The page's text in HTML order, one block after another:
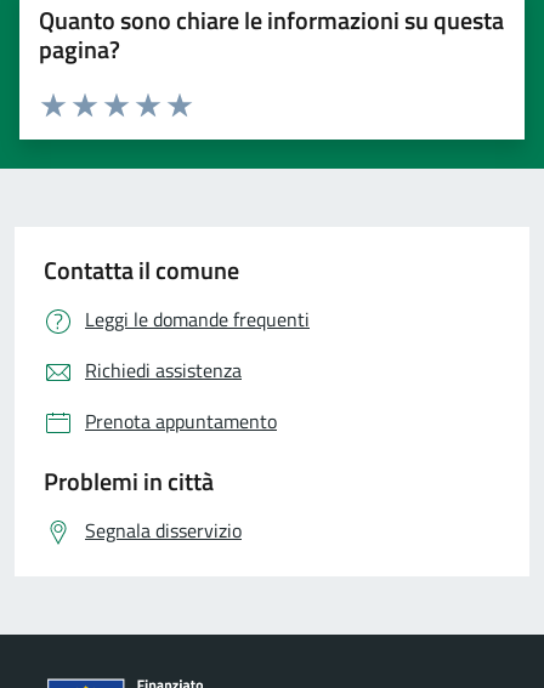
Quanto sono chiare le informazioni su questa
pagina?
Valuta 5 stelle su 5
Valuta 4 stelle su 5
Valuta 3 stelle su 5
Valuta 2 stelle su 5
Valuta 1 stelle su 5
Contatta il comune
Leggi le domande frequenti
Richiedi assistenza
Prenota appuntamento
Problemi in città
Segnala disservizio